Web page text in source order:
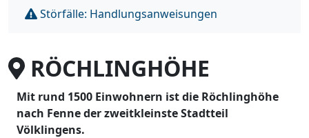
Störfälle: Handlungsanweisungen
RÖCHLINGHÖHE
Mit rund 1500 Einwohnern ist die Röchlinghöhe
nach Fenne der zweitkleinste Stadtteil
Völklingens.